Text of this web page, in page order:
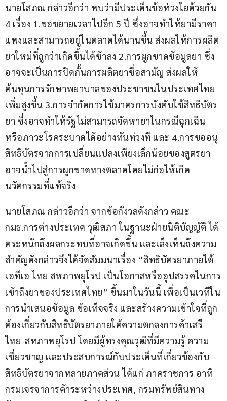
นายโสภณ กล่าวอีกว่า พบว่ามีประเด็นข้อห่วงใยด้วยกัน
4 เรื่อง 1.ขอขยายเวลาไปอีก 5 ปี ซึ่งอาจทำให้ยามีราคา
แพงและสามารถอยู่ในตลาดได้นานขึ้น ส่งผลให้การผลิต
ยาใหม่ที่ถูกว่าเกิดขึ้นได้ช้าลง 2.การผูกขาดข้อมูลยา ซึ่ง
อาจจะเป็นการปิดกั้นการผลิตยาชื่อสามัญ ส่งผลให้
ต้นทุนการรักษาพยาบาลของประชาชนในประเทศไทย
เพิ่มสูงขึ้น 3.การจำกัดการใช้มาตรการบังคับใช้สิทธิบัตร
ยา ซึ่งอาจทำให้รัฐไม่สามารถจัดหายาในกรณีฉุกเฉิน
หรือภาวะโรคระบาดได้อย่างทันท่วงที และ 4.การขออนุ
สิทธิบัตรจากการเปลี่ยนแปลงเพียงเล็กน้อยของสูตรยา
อาจน้ำไปสู่การผูกขาดทางตลาดโดยไม่ก่อให้เกิด
นวัตกรรมที่แท้จริง
นายโสภณ กล่าวอีกว่า จากข้อกังวลดังกล่าว คณะ
กมธ.การต่างประเทศ วุฒิสภา ในฐานะฝ่ายนิติบัญญัติ ได้
ตระหนักถึงผลกระทบที่อาจเกิดขึ้น และเล็งเห็นถึงความ
สำคัญดังกล่าวจึงได้จัดสัมมนาเรื่อง “สิทธิบัตรยาภายใต้
เอทีเอ ไทย สหภาพยุโรป เป็นโอกาสหรืออุปสรรคในการ
เข้าถึงยาของประเทศไทย” ขึ้นมาในวันนี้ เพื่อเป็นเวทีใน
การนำเสนอข้อมูล ข้อเท็จจริง และสร้างความเข้าใจที่ถูก
ต้องเกี่ยวกับสิทธิบัตรยาภายใต้ความตกลงการค้าเสรี
ไทย-สหภาพยุโรป โดยมีผู้ทรงคุณวุฒิที่มีความรู้ ความ
เชี่ยวชาญ และประสบการณ์กับประเด็นที่เกี่ยวข้องกับ
สิทธิบัตรยาจากหลายภาคส่วน ได้แก่ ภาคราชการ อาทิ
กรมเจรจาการค้าระหว่างประเทศ, กรมทรัพย์สินทาง